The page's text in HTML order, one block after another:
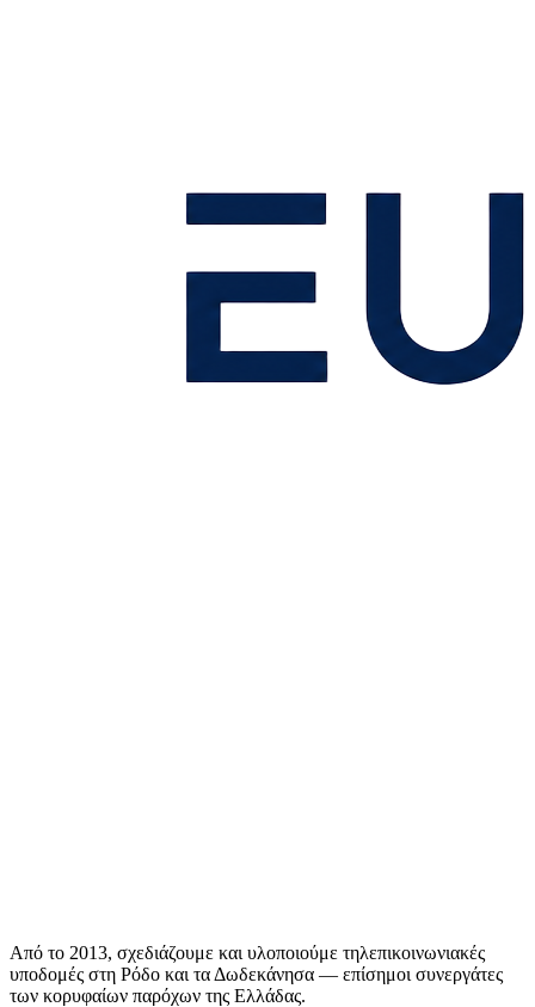
Από το 2013, σχεδιάζουμε και υλοποιούμε τηλεπικοινωνιακές
υποδομές στη Ρόδο και τα Δωδεκάνησα — επίσημοι συνεργάτες
των κορυφαίων παρόχων της Ελλάδας.